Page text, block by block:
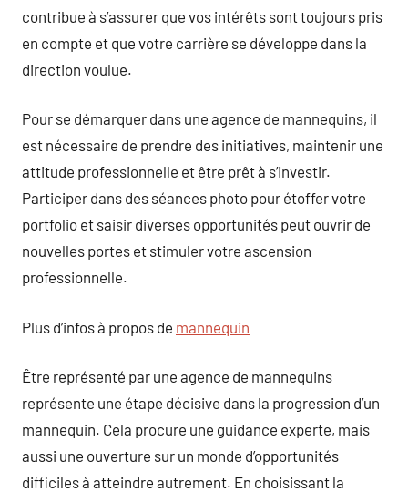
contribue à s’assurer que vos intérêts sont toujours pris
en compte et que votre carrière se développe dans la
direction voulue.
Pour se démarquer dans une agence de mannequins, il
est nécessaire de prendre des initiatives, maintenir une
attitude professionnelle et être prêt à s’investir.
Participer dans des séances photo pour étoffer votre
portfolio et saisir diverses opportunités peut ouvrir de
nouvelles portes et stimuler votre ascension
professionnelle.
Plus d’infos à propos de mannequin
Être représenté par une agence de mannequins
représente une étape décisive dans la progression d’un
mannequin. Cela procure une guidance experte, mais
aussi une ouverture sur un monde d’opportunités
difficiles à atteindre autrement. En choisissant la